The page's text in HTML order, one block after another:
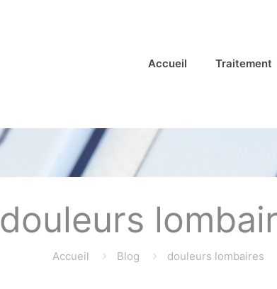
Accueil Traitement
douleurs
Accueil Blog douleurs lombaires